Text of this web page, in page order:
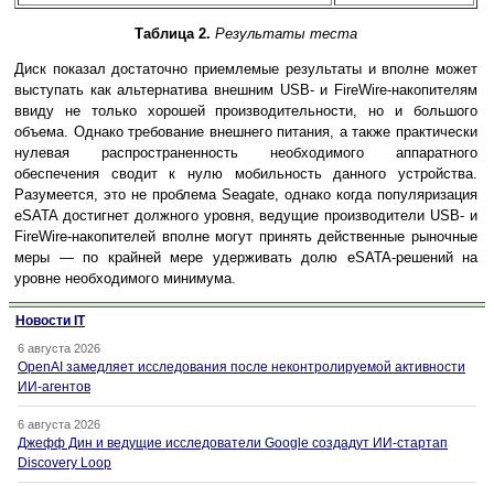
Таблица 2. Результаты теста
Диск показал достаточно приемлемые результаты и вполне может
выступать как альтернатива внешним USB- и FireWire-накопителям
ввиду не только хорошей производительности, но и большого
объема. Однако требование внешнего питания, а также практически
нулевая распространенность необходимого аппаратного
обеспечения сводит к нулю мобильность данного устройства.
Разумеется, это не проблема Seagate, однако когда популяризация
eSATA достигнет должного уровня, ведущие производители USB- и
FireWire-накопителей вполне могут принять действенные рыночные
меры — по крайней мере удерживать долю eSATA-решений на
уровне необходимого минимума.
Новости IT
6 августа 2026
OpenAI замедляет исследования после неконтролируемой активности
ИИ-агентов
6 августа 2026
Джефф Дин и ведущие исследователи Google создадут ИИ-стартап
Discovery Loop